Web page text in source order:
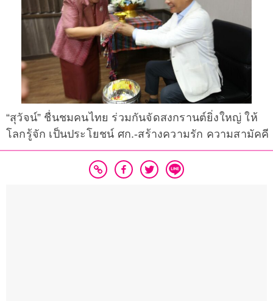
“สุวัจน์” ชื่นชมคนไทย ร่วมกันจัดสงกรานต์ยิ่งใหญ่ ให้
โลกรู้จัก เป็นประโยชน์ ศก.-สร้างความรัก ความสามัคคี